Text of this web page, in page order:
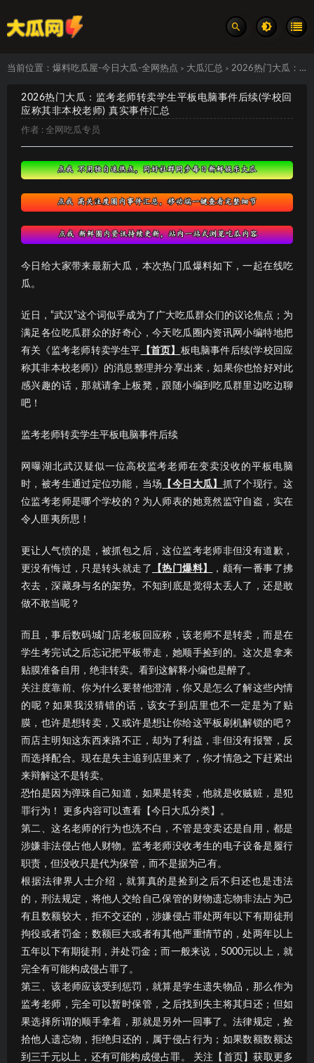
当前位置： 爆料吃瓜屋-今日大瓜-全网热点 > 大瓜汇总 > 2026热门大瓜：监考老师转卖学生平板电脑事件后续(学校回应称其非本校老师) 真实事件汇总
2026热门大瓜：监考老师转卖学生平板电脑事件后续(学校回
应称其非本校老师) 真实事件汇总
作者 : 全网吃瓜专员
今日给大家带来最新大瓜，本次热门瓜爆料如下，一起在线吃
瓜。
近日，“武汉”这个词似乎成为了广大吃瓜群众们的议论焦点；为
满足各位吃瓜群众的好奇心，今天吃瓜圈内资讯网小编特地把
有关《监考老师转卖学生平 【首页】 板电脑事件后续(学校回应
称其非本校老师)》的消息整理并分享出来，如果你也恰好对此
感兴趣的话，那就请拿上板凳，跟随小编到吃瓜群里边吃边聊
吧！
监考老师转卖学生平板电脑事件后续
网曝湖北武汉疑似一位高校监考老师在变卖没收的平板电脑
时，被考生通过定位功能，当场 【今日大瓜】 抓了个现行。这
位监考老师是哪个学校的？为人师表的她竟然监守自盗，实在
令人匪夷所思！
更让人气愤的是，被抓包之后，这位监考老师非但没有道歉，
更没有悔过，只是转头就走了
【热门爆料】
，颇有一番事了拂
衣去，深藏身与名的架势。不知到底是觉得太丢人了，还是敢
做不敢当呢？
而且，事后数码城门店老板回应称，该老师不是转卖，而是在
学生考完试之后忘记把平板带走，她顺手捡到的。这次是拿来
贴膜准备自用，绝非转卖。看到这解释小编也是醉了。
关注度靠前、你为什么要替他澄清，你又是怎么了解这些内情
的呢？如果我没猜错的话，该女子到店里也不一定是为了贴
膜，也许是想转卖，又或许是想让你给这平板刷机解锁的吧？
而店主明知这东西来路不正，却为了利益，非但没有报警，反
而选择配合。现在是失主追到店里来了，你才情急之下赶紧出
来辩解这不是转卖。
恐怕是因为弹珠自己知道，如果是转卖，他就是收贼赃，是犯
罪行为！ 更多内容可以查看【今日大瓜分类】。
第二、这名老师的行为也洗不白，不管是变卖还是自用，都是
涉嫌非法侵占他人财物。监考老师没收考生的电子设备是履行
职责，但没收只是代为保管，而不是据为己有。
根据法律界人士介绍，就算真的是捡到之后不归还也是违法
的，刑法规定，将他人交给自己保管的财物遗忘物非法占为己
有且数额较大，拒不交还的，涉嫌侵占罪处两年以下有期徒刑
拘役或者罚金；数额巨大或者有其他严重情节的，处两年以上
五年以下有期徒刑，并处罚金；而一般来说，5000元以上，就
完全有可能构成侵占罪了。
第三、该老师应该受到惩罚，就算是学生遗失物品，那么作为
监考老师，完全可以暂时保管，之后找到失主将其归还；但如
果选择所谓的顺手拿着，那就是另外一回事了。法律规定，捡
拾他人遗忘物，拒绝归还的，属于侵占行为；如果数额数额达
到三千元以上，还有可能构成侵占罪。 关注【首页】获取更多